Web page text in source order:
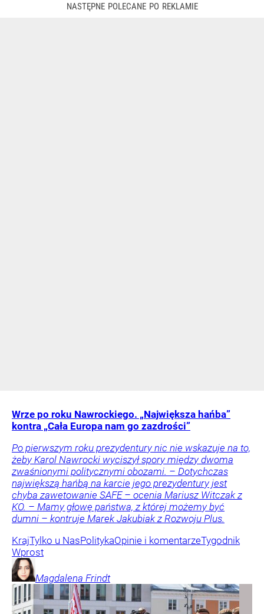
Wrze po roku Nawrockiego. „Największa hańba”
kontra „Cała Europa nam go zazdrości”
Po pierwszym roku prezydentury nic nie wskazuje na to,
żeby Karol Nawrocki wyciszył spory między dwoma
zwaśnionymi politycznymi obozami. – Dotychczas
największą hańbą na karcie jego prezydentury jest
chyba zawetowanie SAFE – ocenia Mariusz Witczak z
KO. – Mamy głowę państwa, z której możemy być
dumni – kontruje Marek Jakubiak z Rozwoju Plus.
KrajTylko u NasPolitykaOpinie i komentarzeTygodnik
Wprost
Magdalena Frindt